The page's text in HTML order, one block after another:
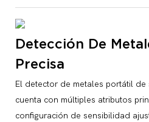
Detección De
Precisa
El detector de metales portátil
cuenta con múltiples atributos
configuración de sensibilidad